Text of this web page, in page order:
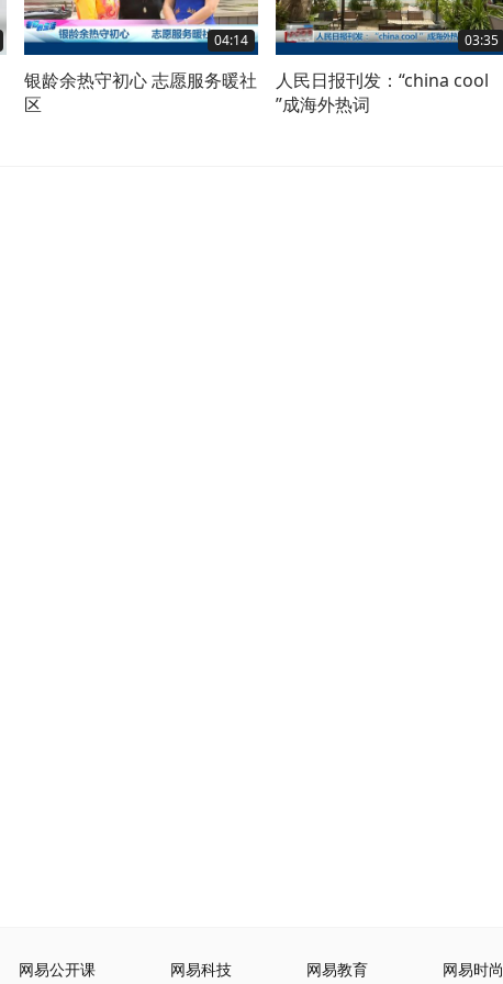
04:14
银龄余热守初心 志愿服务暖社
区
03:35
人民日报刊发：“china cool
”成海外热词
网易公开课 网易科技 网易教育 网易时尚